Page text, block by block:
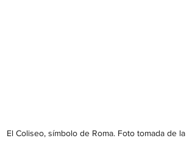
El Coliseo, símbolo de Roma. Foto tomada de la